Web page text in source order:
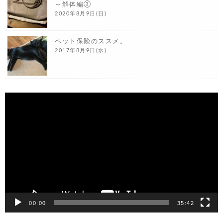
～解体編②
2020年8月9日(日)
ペット保険のススメ。
2017年8月9日(水)
00:00 35:42